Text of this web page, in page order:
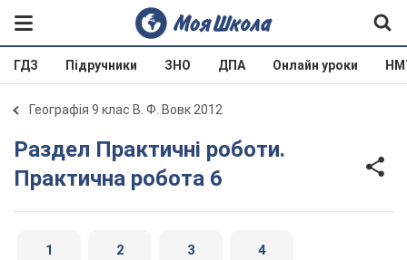
ГДЗ Підручники ЗНО ДПА Онлайн уроки
Географія 9 клас В. Ф. Вовк 2012
Раздел Практичні роботи.
Практична робота 6
1 2 3 4